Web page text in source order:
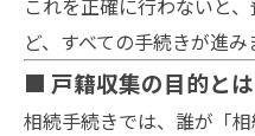
これを正確に行わないと
ど、すべての手続きが進み
■ 戸籍収集の目的とは
相続手続きでは、誰が「